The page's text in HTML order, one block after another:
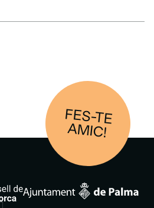
FES-TE
AM
IC!